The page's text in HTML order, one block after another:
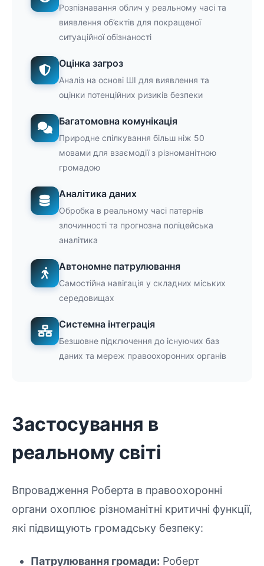
Розпізнавання облич у реальному часі та
виявлення об’єктів для покращеної
ситуаційної обізнаності
Оцінка загроз
Аналіз на основі ШІ для виявлення та
оцінки потенційних ризиків безпеки
Багатомовна комунікація
Природне спілкування більш ніж 50
мовами для взаємодії з різноманітною
громадою
Аналітика даних
Обробка в реальному часі патернів
злочинності та прогнозна поліцейська
аналітика
Автономне патрулювання
Самостійна навігація у складних міських
середовищах
Системна інтеграція
Безшовне підключення до існуючих баз
даних та мереж правоохоронних органів
Застосування в
реальному світі
Впровадження Роберта в правоохоронні
органи охоплює різноманітні критичні функції,
які підвищують громадську безпеку:
Патрулювання громади: Роберт